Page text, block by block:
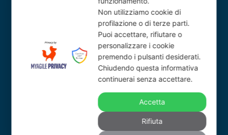
Sede legale: via Vittor Pisani 28, 20124
Sede operativa: Via Carlo Carrà, 5,
20900, Monza (MB), Italy
Numero REA MI - 2084092
IPSG srl è conforme alla norma UNI EN
ISO 9001: 2015
Non utilizziamo cookie di
profilazione o di terze parti.
Puoi accettare, rifiutare o
personalizzare i cookie
premendo i pulsanti desiderati.
Chiudendo questa informativa
continuerai senza accettare.
Accetta
Rifiuta